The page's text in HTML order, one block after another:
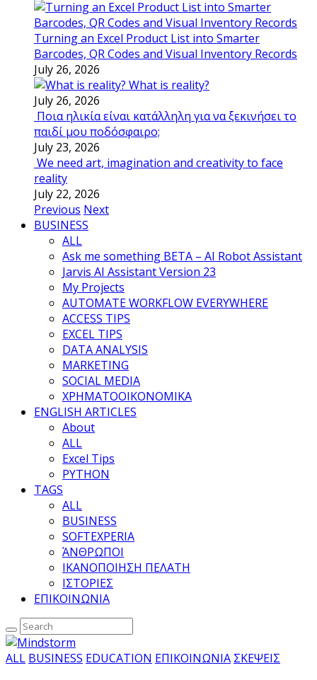
Turning an Excel Product List into Smarter
Barcodes, QR Codes and Visual Inventory Records
July 26, 2026
What is reality?
July 26, 2026
Ποια ηλικία είναι κατάλληλη για να ξεκινήσει το
παιδί μου ποδόσφαιρο;
July 23, 2026
We need art, imagination and creativity to face
reality
July 22, 2026
Previous Next
BUSINESS
ALL
Ask me something BETA – AI Robot Assistant
Jarvis AI Assistant Version 23
My Projects
AUTOMATE WORKFLOW EVERYWHERE
ACCESS TIPS
EXCEL TIPS
DATA ANALYSIS
MARKETING
SOCIAL MEDIA
ΧΡΗΜΑΤΟΟΙΚΟΝΟΜΙΚΑ
ENGLISH ARTICLES
About
ALL
Excel Tips
PYTHON
TAGS
ALL
BUSINESS
SOFTEXPERIA
ΆΝΘΡΩΠΟΙ
ΙΚΑΝΟΠΟΙΗΣΗ ΠΕΛΑΤΗ
ΙΣΤΟΡΙΕΣ
ΕΠΙΚΟΙΝΩΝΙΑ
ALL BUSINESS EDUCATION ΕΠΙΚΟΙΝΩΝΙΑ ΣΚΕΨΕΙΣ